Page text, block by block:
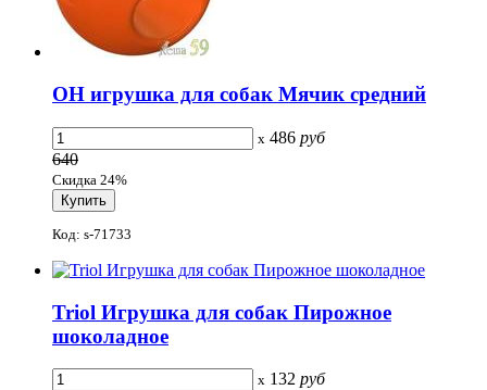
OH игрушка для собак Мячик средний
x 486 руб
640
Скидка 24%
Код: s-71733
Triol Игрушка для собак Пирожное
шоколадное
x 132 руб